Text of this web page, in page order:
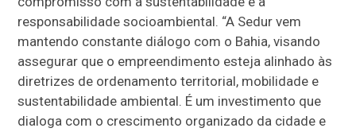
responsabilidade socioambiental. “A Sedur vem
mantendo constante diálogo com o Bahia, visando
assegurar que o empreendimento esteja alinhado às
diretrizes de ordenamento territorial, mobilidade e
sustentabilidade ambiental. É um investimento que
dialoga com o crescimento organizado da cidade e